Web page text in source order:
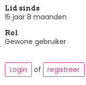
Lid sinds
15 jaar 8 maanden
Rol
Gewone gebruiker
Login of registreer